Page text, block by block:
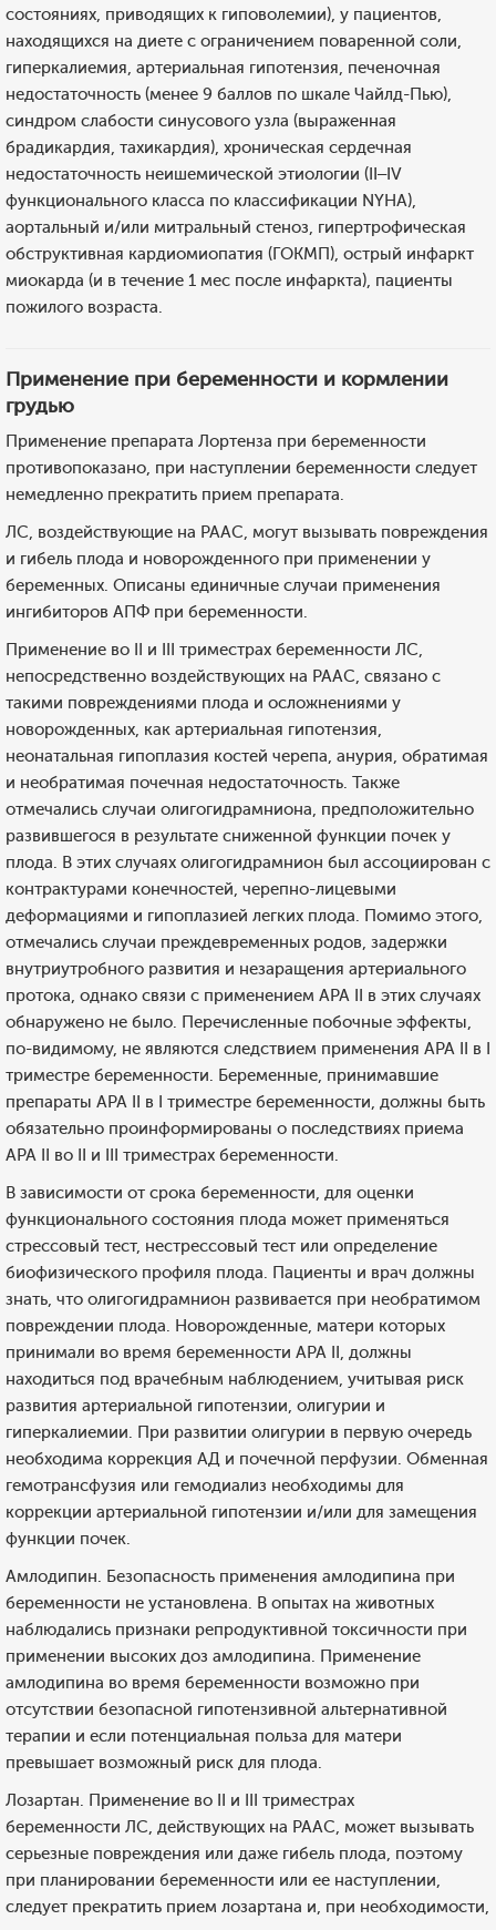
состояниях, приводящих к гиповолемии), у пациентов,
находящихся на диете с ограничением поваренной соли,
гиперкалиемия, артериальная гипотензия, печеночная
недостаточность (менее 9 баллов по шкале Чайлд-Пью),
синдром слабости синусового узла (выраженная
брадикардия, тахикардия), хроническая сердечная
недостаточность неишемической этиологии (II–IV
функционального класса по классификации NYHA),
аортальный и/или митральный стеноз, гипертрофическая
обструктивная кардиомиопатия (ГОКМП), острый инфаркт
миокарда (и в течение 1 мес после инфаркта), пациенты
пожилого возраста.
Применение при беременности и кормлении
грудью
Применение препарата Лортенза при беременности
противопоказано, при наступлении беременности следует
немедленно прекратить прием препарата.
ЛС, воздействующие на РААС, могут вызывать повреждения
и гибель плода и новорожденного при применении у
беременных. Описаны единичные случаи применения
ингибиторов АПФ при беременности.
Применение во II и III триместрах беременности ЛС,
непосредственно воздействующих на РААС, связано с
такими повреждениями плода и осложнениями у
новорожденных, как артериальная гипотензия,
неонатальная гипоплазия костей черепа, анурия, обратимая
и необратимая почечная недостаточность. Также
отмечались случаи олигогидрамниона, предположительно
развившегося в результате сниженной функции почек у
плода. В этих случаях олигогидрамнион был ассоциирован с
контрактурами конечностей, черепно-лицевыми
деформациями и гипоплазией легких плода. Помимо этого,
отмечались случаи преждевременных родов, задержки
внутриутробного развития и незаращения артериального
протока, однако связи с применением АРА II в этих случаях
обнаружено не было. Перечисленные побочные эффекты,
по-видимому, не являются следствием применения АРА II в I
триместре беременности. Беременные, принимавшие
препараты АРА II в I триместре беременности, должны быть
обязательно проинформированы о последствиях приема
АРА II во II и III триместрах беременности.
В зависимости от срока беременности, для оценки
функционального состояния плода может применяться
стрессовый тест, нестрессовый тест или определение
биофизического профиля плода. Пациенты и врач должны
знать, что олигогидрамнион развивается при необратимом
повреждении плода. Новорожденные, матери которых
принимали во время беременности АРА II, должны
находиться под врачебным наблюдением, учитывая риск
развития артериальной гипотензии, олигурии и
гиперкалиемии. При развитии олигурии в первую очередь
необходима коррекция АД и почечной перфузии. Обменная
гемотрансфузия или гемодиализ необходимы для
коррекции артериальной гипотензии и/или для замещения
функции почек.
Амлодипин. Безопасность применения амлодипина при
беременности не установлена. В опытах на животных
наблюдались признаки репродуктивной токсичности при
применении высоких доз амлодипина. Применение
амлодипина во время беременности возможно при
отсутствии безопасной гипотензивной альтернативной
терапии и если потенциальная польза для матери
превышает возможный риск для плода.
Лозартан. Применение во II и III триместрах
беременности ЛС, действующих на РААС, может вызывать
серьезные повреждения или даже гибель плода, поэтому
при планировании беременности или ее наступлении,
следует прекратить прием лозартана и, при необходимости,